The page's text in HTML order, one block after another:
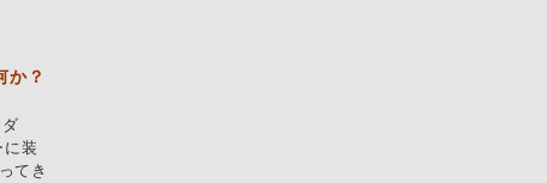
か？
に装
てき